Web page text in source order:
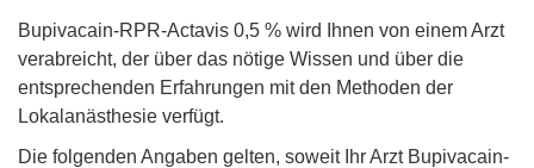
Bupivacain-RPR-Actavis 0,5 % wird Ihnen von einem Arzt
verabreicht, der über das nötige Wissen und über die
entsprechenden Erfahrungen mit den Methoden der
Lokalanästhesie verfügt.
Die folgenden Angaben gelten, soweit Ihr Arzt Bupivacain-